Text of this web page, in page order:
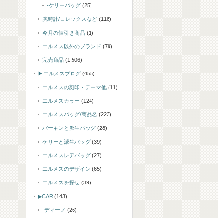
-ケリーバッグ (25)
腕時計/ロレックスなど (118)
今月の値引き商品 (1)
エルメス以外のブランド (79)
完売商品 (1,506)
▶エルメスブログ (455)
エルメスの刻印・テーマ他 (11)
エルメスカラー (124)
エルメスバッグ/商品名 (223)
バーキンと派生バッグ (28)
ケリーと派生バッグ (39)
エルメスレアバッグ (27)
エルメスのデザイン (65)
エルメスを探せ (39)
▶CAR (143)
-ディーノ (26)